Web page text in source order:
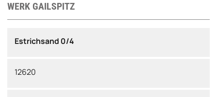
WERK GAILSPITZ
Estrichsand 0/4
12620